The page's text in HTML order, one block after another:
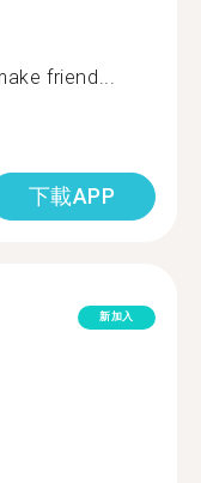
friend...
下載APP
新加入